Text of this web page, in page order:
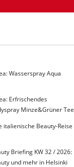
Wasserspray Aqua
Erfrischendes
Minze&Grüner Tee
italienische Beauty-Reise
Briefing KW 32 / 2026:
und mehr in Helsinki